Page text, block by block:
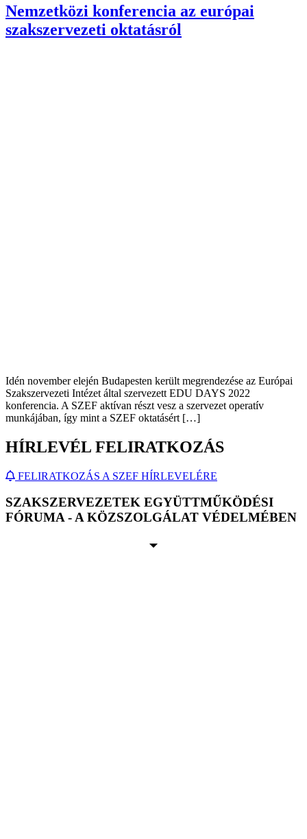
Nemzetközi konferencia az európai
szakszervezeti oktatásról
Idén november elején Budapesten került megrendezése az Európai
Szakszervezeti Intézet által szervezett EDU DAYS 2022
konferencia. A SZEF aktívan részt vesz a szervezet operatív
munkájában, így mint a SZEF oktatásért […]
HÍRLEVÉL FELIRATKOZÁS
FELIRATKOZÁS A SZEF HÍRLEVELÉRE
SZAKSZERVEZETEK EGYÜTTMŰKÖDÉSI
FÓRUMA - A KÖZSZOLGÁLAT VÉDELMÉBEN